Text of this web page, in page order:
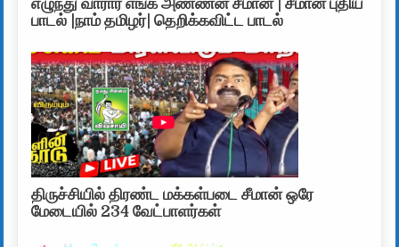
பாடல் |நாம் தமிழர்| தெறிக்கவிட்ட பாடல்
திருச்சியில் திரண்ட மக்கள்படை சீமான் ஒரே
மேடையில் 234 வேட்பாளர்கள்